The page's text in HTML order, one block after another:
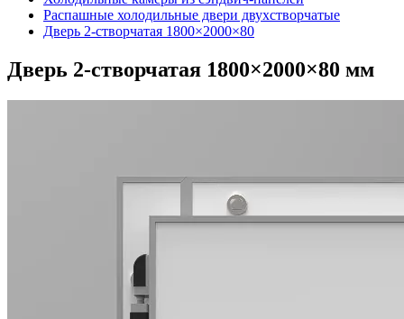
Распашные холодильные двери двухстворчатые
Дверь 2-створчатая 1800×2000×80
Дверь 2-створчатая 1800×2000×80 мм